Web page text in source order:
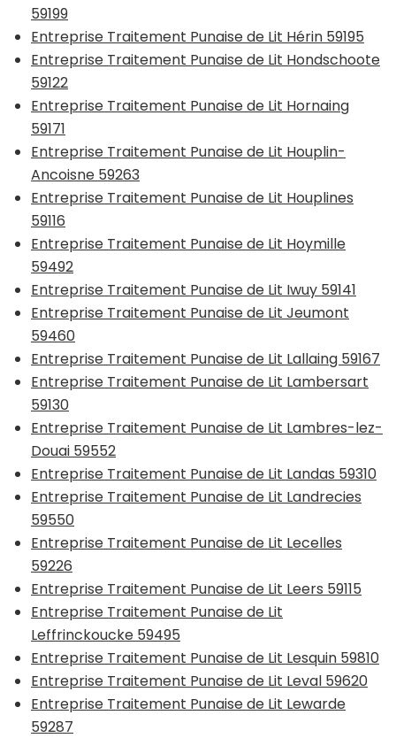
59199
Entreprise Traitement Punaise de Lit Hérin 59195
Entreprise Traitement Punaise de Lit Hondschoote
59122
Entreprise Traitement Punaise de Lit Hornaing
59171
Entreprise Traitement Punaise de Lit Houplin-
Ancoisne 59263
Entreprise Traitement Punaise de Lit Houplines
59116
Entreprise Traitement Punaise de Lit Hoymille
59492
Entreprise Traitement Punaise de Lit Iwuy 59141
Entreprise Traitement Punaise de Lit Jeumont
59460
Entreprise Traitement Punaise de Lit Lallaing 59167
Entreprise Traitement Punaise de Lit Lambersart
59130
Entreprise Traitement Punaise de Lit Lambres-lez-
Douai 59552
Entreprise Traitement Punaise de Lit Landas 59310
Entreprise Traitement Punaise de Lit Landrecies
59550
Entreprise Traitement Punaise de Lit Lecelles
59226
Entreprise Traitement Punaise de Lit Leers 59115
Entreprise Traitement Punaise de Lit
Leffrinckoucke 59495
Entreprise Traitement Punaise de Lit Lesquin 59810
Entreprise Traitement Punaise de Lit Leval 59620
Entreprise Traitement Punaise de Lit Lewarde
59287